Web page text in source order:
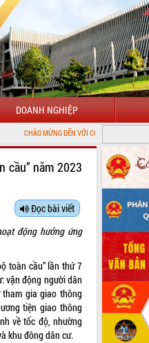
DOANH NGHIỆP
ĐẾN VỚI CỔNG THÔNG TIN ĐIỆN TỬ TỈNH ĐẮK
cầu” năm 2023
Đọc bài viết
động hưởng ứng
toàn cầu” lần thứ 7
vận động người dân
gia giao thông
tiện giao thông
về tốc độ, nhường
khu đông dân cư.